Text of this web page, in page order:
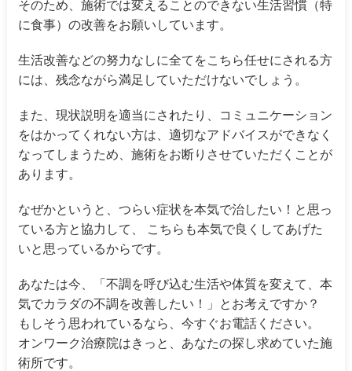
そのため、施術では変えることのできない生活習慣（特
に食事）の改善をお願いしています。
生活改善などの努力なしに全てをこちら任せにされる方
には、残念ながら満足していただけないでしょう。
また、現状説明を適当にされたり、コミュニケーション
をはかってくれない方は、適切なアドバイスができなく
なってしまうため、施術をお断りさせていただくことが
あります。
なぜかというと、つらい症状を本気で治したい！と思っ
ている方と協力して、 こちらも本気で良くしてあげた
いと思っているからです。
あなたは今、「不調を呼び込む生活や体質を変えて、本
気でカラダの不調を改善したい！」とお考えですか？
もしそう思われているなら、今すぐお電話ください。
オンワーク治療院はきっと、あなたの探し求めていた施
術所です。